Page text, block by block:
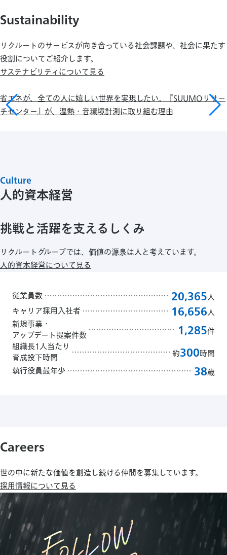
Sustainability
リクルートのサービスが向き合っている社会課題や、社会に果たす
役割についてご紹介します。
サステナビリティについて見る
省エネが、全ての人に嬉しい世界を実現したい。『SUUMOリサー
チセンター』が、温熱・音環境計測に取り組む理由
Culture
人的資本経営
挑戦と活躍を支えるしくみ
リクルートグループでは、価値の源泉は人と考えています。
人的資本経営について見る
従業員数 20,365人
キャリア採用入社者
16,656人
新規事業・
アップデート提案件数
1,285件
組織長1人当たり
育成投下時間
約300時間
執行役員最年少
38歳
Careers
世の中に新たな価値を創造し続ける仲間を募集しています。
採用情報について見る